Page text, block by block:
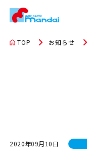
TOP お知らせ
2020年09月10日